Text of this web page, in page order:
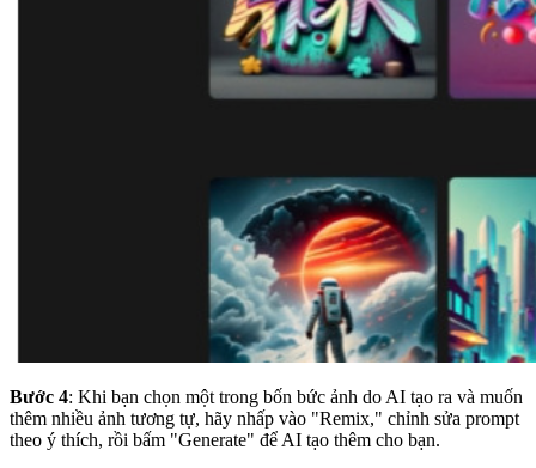
Bước 4: Khi bạn chọn một trong bốn bức ảnh do AI tạo ra và muốn
thêm nhiều ảnh tương tự, hãy nhấp vào "Remix," chỉnh sửa prompt
theo ý thích, rồi bấm "Generate" để AI tạo thêm cho bạn.